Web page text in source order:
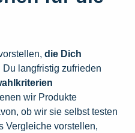
die Dich
Du langfristig zufrieden
wir Produkte
ob wir sie selbst testen
Vergleiche vorstellen,